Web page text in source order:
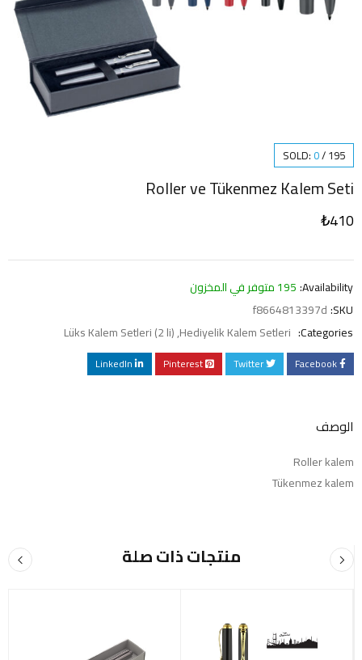
SOLD: 0/195
Roller ve Tükenmez Kalem Seti
₺410
Availability: 195 متوفر في المخزون
SKU:
f8664813397d
Categories:
Hediyelik Kalem Setleri
,
Lüks Kalem Setleri (2 li)
Facebook
Twitter
Pinterest
LinkedIn
الوصف
Roller kalem
Tükenmez kalem
منتجات ذات صلة